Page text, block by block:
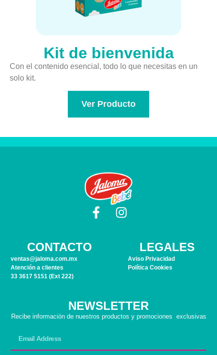
Kit de bienvenida
Con el contenido esencial, todo lo que necesitas en un
solo kit.
Ver Producto
CONTACTO
ventas@jaloma.com.mx
Atención a clientes
33 3617 5151 (Ext 222)
LEGALES
Aviso Privacidad
Política Cookies
NEWSLETTER
Recibe información de nuestros productos y promociones exclusivas